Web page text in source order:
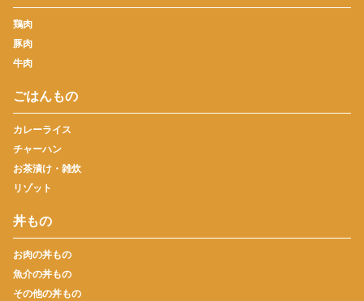
鶏肉
豚肉
牛肉
ごはんもの
カレーライス
チャーハン
お茶漬け・雑炊
リゾット
丼もの
お肉の丼もの
魚介の丼もの
その他の丼もの